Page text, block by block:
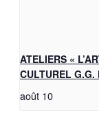
ATELIERS «
CULTUREL G.G.
août 10